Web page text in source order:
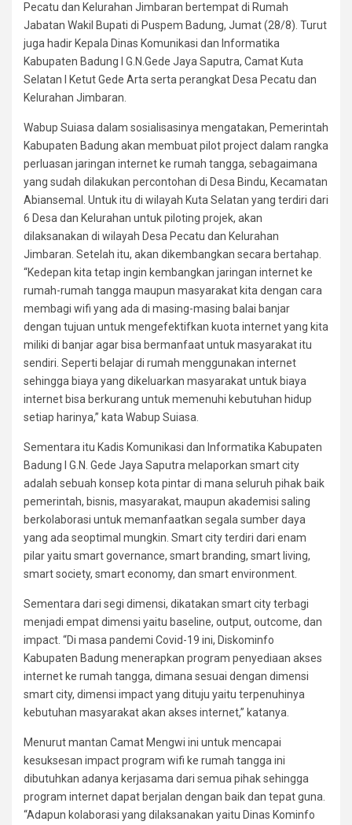
Pecatu dan Kelurahan Jimbaran bertempat di Rumah
Jabatan Wakil Bupati di Puspem Badung, Jumat (28/8). Turut
juga hadir Kepala Dinas Komunikasi dan Informatika
Kabupaten Badung I G.N.Gede Jaya Saputra, Camat Kuta
Selatan I Ketut Gede Arta serta perangkat Desa Pecatu dan
Kelurahan Jimbaran.
Wabup Suiasa dalam sosialisasinya mengatakan, Pemerintah
Kabupaten Badung akan membuat pilot project dalam rangka
perluasan jaringan internet ke rumah tangga, sebagaimana
yang sudah dilakukan percontohan di Desa Bindu, Kecamatan
Abiansemal. Untuk itu di wilayah Kuta Selatan yang terdiri dari
6 Desa dan Kelurahan untuk piloting projek, akan
dilaksanakan di wilayah Desa Pecatu dan Kelurahan
Jimbaran. Setelah itu, akan dikembangkan secara bertahap.
“Kedepan kita tetap ingin kembangkan jaringan internet ke
rumah-rumah tangga maupun masyarakat kita dengan cara
membagi wifi yang ada di masing-masing balai banjar
dengan tujuan untuk mengefektifkan kuota internet yang kita
miliki di banjar agar bisa bermanfaat untuk masyarakat itu
sendiri. Seperti belajar di rumah menggunakan internet
sehingga biaya yang dikeluarkan masyarakat untuk biaya
internet bisa berkurang untuk memenuhi kebutuhan hidup
setiap harinya,” kata Wabup Suiasa.
Sementara itu Kadis Komunikasi dan Informatika Kabupaten
Badung I G.N. Gede Jaya Saputra melaporkan smart city
adalah sebuah konsep kota pintar di mana seluruh pihak baik
pemerintah, bisnis, masyarakat, maupun akademisi saling
berkolaborasi untuk memanfaatkan segala sumber daya
yang ada seoptimal mungkin. Smart city terdiri dari enam
pilar yaitu smart governance, smart branding, smart living,
smart society, smart economy, dan smart environment.
Sementara dari segi dimensi, dikatakan smart city terbagi
menjadi empat dimensi yaitu baseline, output, outcome, dan
impact. “Di masa pandemi Covid-19 ini, Diskominfo
Kabupaten Badung menerapkan program penyediaan akses
internet ke rumah tangga, dimana sesuai dengan dimensi
smart city, dimensi impact yang dituju yaitu terpenuhinya
kebutuhan masyarakat akan akses internet,” katanya.
Menurut mantan Camat Mengwi ini untuk mencapai
kesuksesan impact program wifi ke rumah tangga ini
dibutuhkan adanya kerjasama dari semua pihak sehingga
program internet dapat berjalan dengan baik dan tepat guna.
“Adapun kolaborasi yang dilaksanakan yaitu Dinas Kominfo